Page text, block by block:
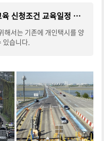
개인택시양수교육 신청조건 교육일정 확인 및 신청 한번에 하기 *2024년[3분 생활 속 정보]
해서는 기존에 개인택시를 양
있습니다.